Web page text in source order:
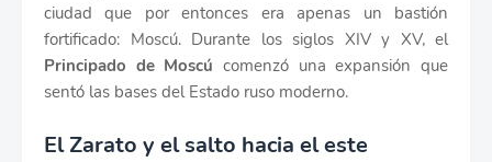
ciudad que por entonces era apenas un bastión
fortificado: Moscú. Durante los siglos XIV y XV, el
Principado de Moscú comenzó una expansión que
sentó las bases del Estado ruso moderno.
El Zarato y el salto hacia el este